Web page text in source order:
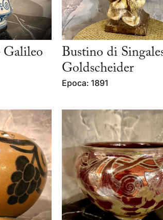
Galileo
Bustino di
Goldscheider
Epoca: 1891